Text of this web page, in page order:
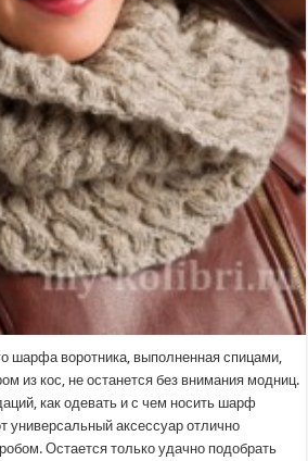
шарфа воротника, выполненная спицами,
из кос, не останется без внимания модниц.
как одевать и с чем носить шарф
универсальный аксессуар отлично
Остается только удачно подобрать